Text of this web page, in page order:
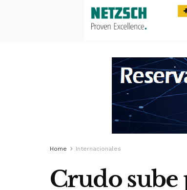
Home Internacionales
Crudo sube